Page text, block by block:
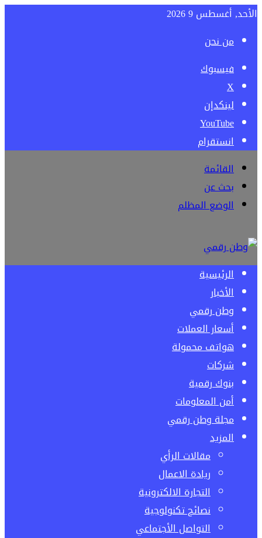
الأحد, أغسطس 9 2026
من نحن
فيسبوك
‫X
لينكدإن
‫YouTube
انستقرام
القائمة
بحث عن
الوضع المظلم
الرئيسية
الأخبار
وطن رقمي
أسعار العملات
هواتف محمولة
شركات
بنوك رقمية
أمن المعلومات
مجلة وطن رقمي
المزيد
مقالات الرأي
ريادة الاعمال
التجارة الالكترونية
نصائح تكنولوجية
التواصل الأجتماعي